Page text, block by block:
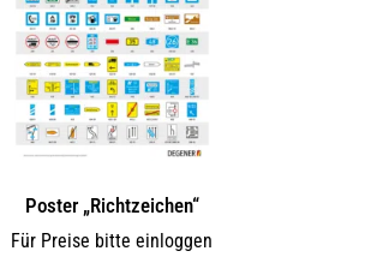
Poster „Richtzeichen“
Für Preise bitte einloggen